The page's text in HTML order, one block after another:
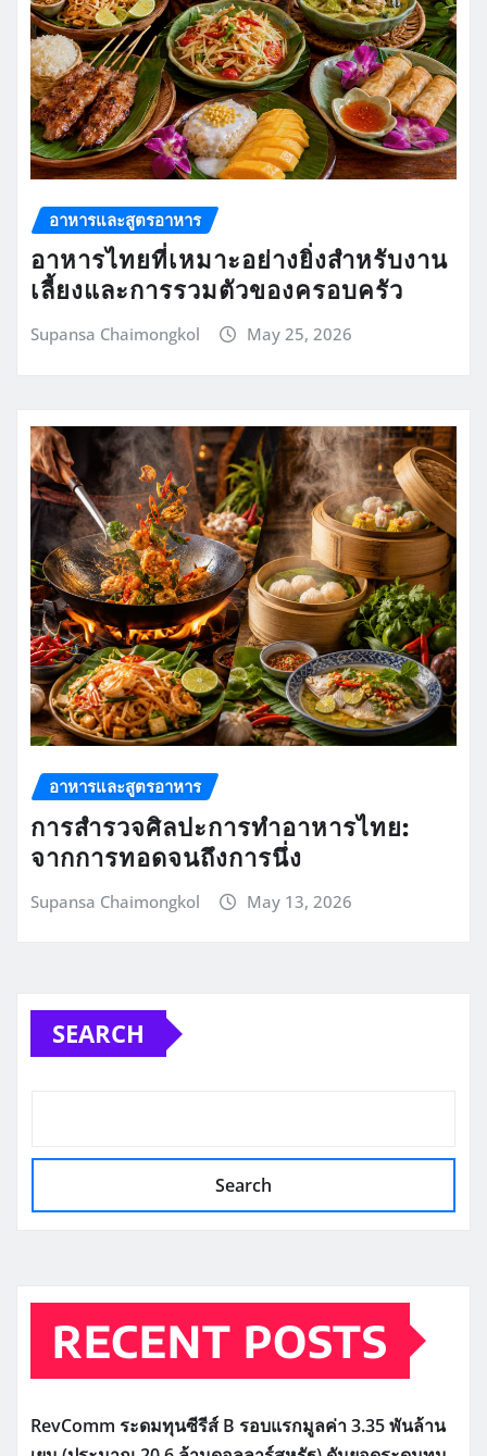
อาหารและสูตรอาหาร
อาหารไทยที่เหมาะอย่างยิ่งสำหรับงาน
เลี้ยงและการรวมตัวของครอบครัว
Supansa Chaimongkol May 25, 2026
อาหารและสูตรอาหาร
การสำรวจศิลปะการทำอาหารไทย:
จากการทอดจนถึงการนึ่ง
Supansa Chaimongkol May 13, 2026
SEARCH
Search
RECENT POSTS
RevComm ระดมทุนซีรีส์ B รอบแรกมูลค่า 3.35 พันล้าน